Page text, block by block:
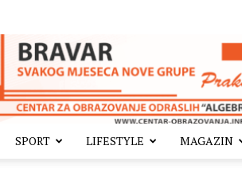
SPORT LIFESTYLE MAGAZIN